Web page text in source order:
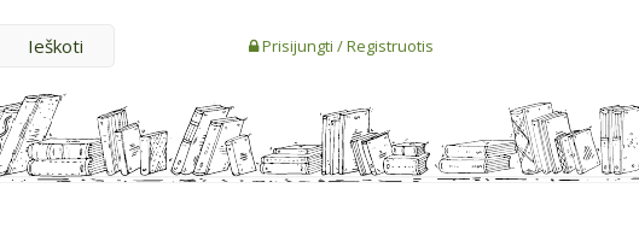
Prisijungti /Registruotis